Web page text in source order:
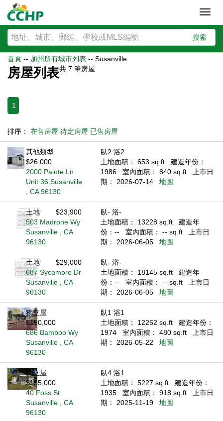
搜索
首頁 -- 加州所有城市列表 -- Susanville
房屋列表共 7 筆房屋
1
排序： 在售房屋 待定房屋 已售房屋
其他類型
$26,000
2000 Paiute Ln
Unit 36 Susanville
, CA 96130
臥2 浴2
土地面積： 653 sq.ft
建造年份：
1986
室內面積： 840 sq.ft
上市日
期： 2026-07-14
地圖
土地
$23,900
503 Madrone Wy
Susanville , CA
96130
臥- 浴-
土地面積： 13228 sq.ft
建造年
份：--
室內面積： -- sq.ft
上市日
期： 2026-06-05
地圖
土地
$29,000
687 Sycamore Dr
Susanville , CA
96130
臥- 浴-
土地面積： 18145 sq.ft
建造年
份：--
室內面積： -- sq.ft
上市日
期： 2026-06-05
地圖
獨立屋
$150,000
686 Bamboo Wy
Susanville , CA
96130
臥1 浴1
土地面積： 12262 sq.ft
建造年份：
1974
室內面積： 480 sq.ft
上市日
期： 2026-05-22
地圖
獨立屋
$155,000
40 Foss St
Susanville , CA
96130
臥4 浴1
土地面積： 5227 sq.ft
建造年份：
1935
室內面積： 918 sq.ft
上市日
期： 2025-11-19
地圖